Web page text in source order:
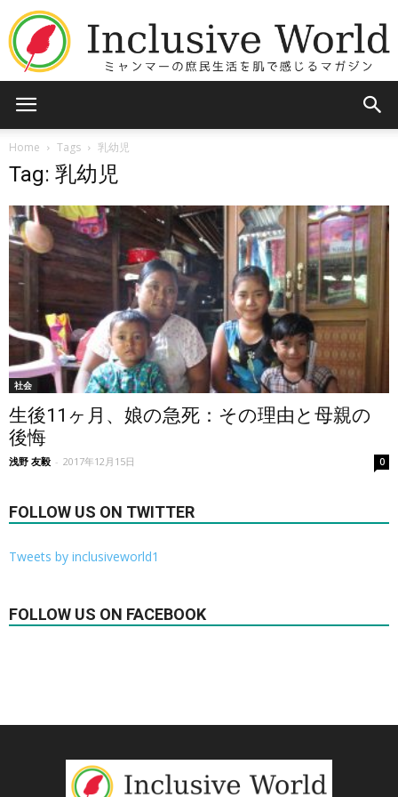
Home Tags 乳幼児
Tag: 乳幼児
社会
生後11ヶ月、娘の急死：その理由と母親の
後悔
浅野 友毅 - 2017年12月15日 0
FOLLOW US ON TWITTER
Tweets by inclusiveworld1
FOLLOW US ON FACEBOOK